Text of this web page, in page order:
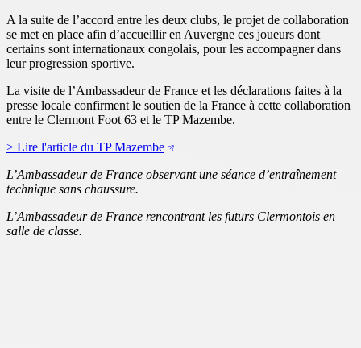
A la suite de l’accord entre les deux clubs, le projet de collaboration
se met en place afin d’accueillir en Auvergne ces joueurs dont
certains sont internationaux congolais, pour les accompagner dans
leur progression sportive.
La visite de l’Ambassadeur de France et les déclarations faites à la
presse locale confirment le soutien de la France à cette collaboration
entre le Clermont Foot 63 et le TP Mazembe.
> Lire l'article du TP Mazembe
L’Ambassadeur de France observant une séance d’entraînement
technique sans chaussure.
L’Ambassadeur de France rencontrant les futurs Clermontois en
salle de classe.